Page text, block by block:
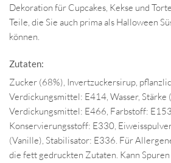
Dekoration für Cupcakes, Kekse und
Teile, die Sie auch prima als Halloween
können.
Zutaten:
Zucker (68%), Invertzuckersirup,
Verdickungsmittel: E414, Wasser, Stärke
Verdickungsmittel: E466, Farbstoff:
Konservierungsstoff: E330,
(Vanille), Stabilisator: E336. Für
die fett gedruckten Zutaten. Kann